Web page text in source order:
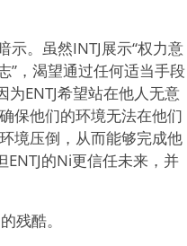
示。虽然INTJ展示“权力意
”，渴望通过任何适当手段
ENTJ希望站在他人无意
保他们的环境无法在他们
境压倒，从而能够完成他
ENTJ的Ni更信任未来，并
残酷。